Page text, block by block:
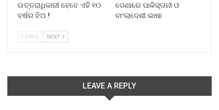
ଉତ୍ତରାଧିକାରୀ ହେବେ ଏହି ୧୦
ବର୍ଷର ଝିଅ !
ଡେଣାରେ ପାକିସ୍ତାନୀ ଓ
ବାଂଲାଦେଶୀ ଭାଷା
PREV NEXT
LEAVE A REPLY